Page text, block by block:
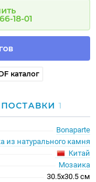
18-01
каталог
1
Bonaparte
из натурального камня
Китай
Мозаика
30.5x30.5 см